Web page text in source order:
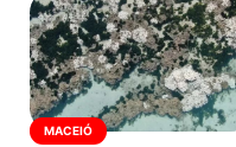
MACEIÓ